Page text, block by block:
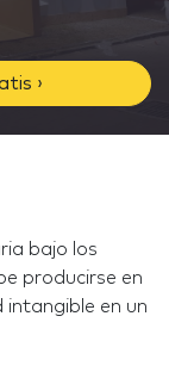
›
bajo los
producirse en
intangible en un